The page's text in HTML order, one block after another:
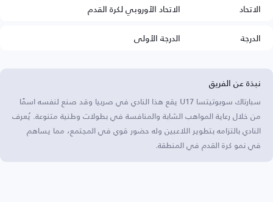
الاتحاد
الاتحاد الأوروبي لكرة القدم
الدرجة
الدرجة الأولى
نبذة عن الفريق
سبارتاك سوبوتيتسا U17 يقع هذا النادي في صربيا وقد صنع لنفسه اسمًا
من خلال رعاية المواهب الشابة والمنافسة في بطولات وطنية متنوعة. يُعرف
النادي بالتزامه بتطوير اللاعبين وله حضور قوي في المجتمع، مما يساهم
في نمو كرة القدم في المنطقة.